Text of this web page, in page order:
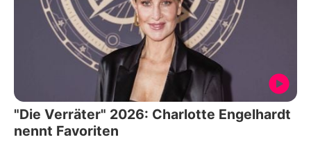
"Die Verräter" 2026: Charlotte Engelhardt
nennt Favoriten